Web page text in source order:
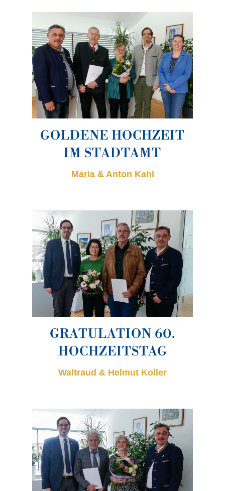
GOLDENE HOCHZEIT
IM STADTAMT
Maria & Anton Kahl
GRATULATION 60.
HOCHZEITSTAG
Waltraud & Helmut Koller